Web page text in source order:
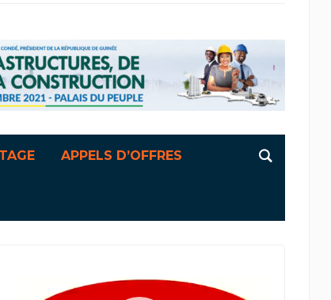
APPELS D’OFFRES